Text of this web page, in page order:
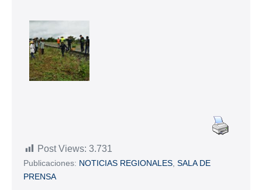
Post Views: 3.731
Publicaciones: NOTICIAS REGIONALES SALA DE
PRENSA